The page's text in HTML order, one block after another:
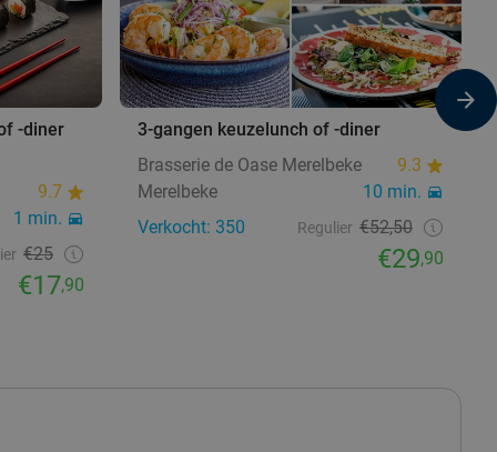
-diner
9.7
1 min.
€25
€17,90
3-gangen keuzelunch of -diner
Brasserie de Oase Merelbeke
9.3
Merelbeke
10 min.
Verkocht: 350
Regulier €52,50
€29,90